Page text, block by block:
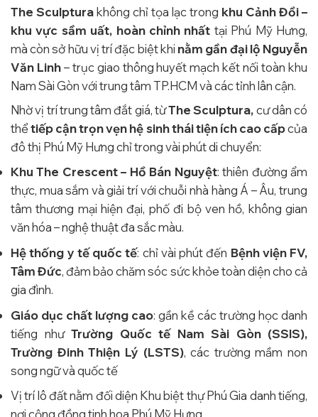
The Sculpturakhông chỉ tọa lạc trong khu Cảnh Đồi –
khu vực sầm uất, hoàn chỉnh nhất tại Phú Mỹ Hưng,
mà còn sở hữu vị trí đặc biệt khi nằm gần đại lộ Nguyễn
Văn Linh– trục giao thông huyết mạch kết nối toàn khu
Nam Sài Gòn với trung tâm TP.HCM và các tỉnh lân cận.
Nhờ vị trí trung tâm đắt giá, từThe Sculptura,cư dân có
thểtiếp cận trọn vẹn hệ sinh thái tiện ích cao cấpcủa
đô thị Phú Mỹ Hưng chỉ trong vài phút di chuyển:
Khu The Crescent – Hồ Bán Nguyệt: thiên đường ẩm
thực, mua sắm và giải trí với chuỗi nhà hàng Á – Âu, trung
tâm thương mại hiện đại, phố đi bộ ven hồ, không gian
văn hóa – nghệ thuật đa sắc màu.
Hệ thống y tế quốc tế: chỉ vài phút đến Bệnh viện FV,
Tâm Đức, đảm bảo chăm sóc sức khỏe toàn diện cho cả
gia đình.
Giáo dục chất lượng cao: gần kề các trường học danh
tiếng như Trường Quốc tế Nam Sài Gòn (SSIS),
Trường Đinh Thiện Lý (LSTS), các trường mầm non
song ngữ và quốc tế
Vị trí lô đất nằm đối diện Khu biệt thự Phú Gia danh tiếng,